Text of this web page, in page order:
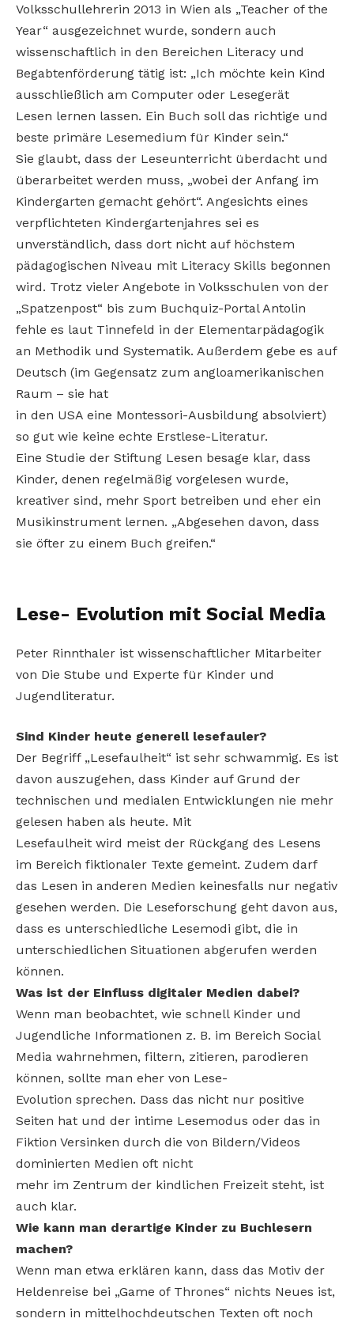
Volksschullehrerin 2013 in Wien als „Teacher of the
Year“ ausgezeichnet wurde, sondern auch
wissenschaftlich in den Bereichen Literacy und
Begabtenförderung tätig ist: „Ich möchte kein Kind
ausschließlich am Computer oder Lesegerät
Lesen lernen lassen. Ein Buch soll das richtige und
beste primäre Lesemedium für Kinder sein.“
Sie glaubt, dass der Leseunterricht überdacht und
überarbeitet werden muss, „wobei der Anfang im
Kindergarten gemacht gehört“. Angesichts eines
verpflichteten Kindergartenjahres sei es
unverständlich, dass dort nicht auf höchstem
pädagogischen Niveau mit Literacy Skills begonnen
wird. Trotz vieler Angebote in Volksschulen von der
„Spatzenpost“ bis zum Buchquiz-Portal Antolin
fehle es laut Tinnefeld in der Elementarpädagogik
an Methodik und Systematik. Außerdem gebe es auf
Deutsch (im Gegensatz zum angloamerikanischen
Raum – sie hat
in den USA eine Montessori-Ausbildung absolviert)
so gut wie keine echte Erstlese-Literatur.
Eine Studie der Stiftung Lesen besage klar, dass
Kinder, denen regelmäßig vorgelesen wurde,
kreativer sind, mehr Sport betreiben und eher ein
Musikinstrument lernen. „Abgesehen davon, dass
sie öfter zu einem Buch greifen.“
Lese- Evolution mit Social Media
Peter Rinnthaler ist wissenschaftlicher Mitarbeiter
von Die Stube und Experte für Kinder und
Jugendliteratur.
Sind Kinder heute generell lesefauler?
Der Begriff „Lesefaulheit“ ist sehr schwammig. Es ist
davon auszugehen, dass Kinder auf Grund der
technischen und medialen Entwicklungen nie mehr
gelesen haben als heute. Mit
Lesefaulheit wird meist der Rückgang des Lesens
im Bereich fiktionaler Texte gemeint. Zudem darf
das Lesen in anderen Medien keinesfalls nur negativ
gesehen werden. Die Leseforschung geht davon aus,
dass es unterschiedliche Lesemodi gibt, die in
unterschiedlichen Situationen abgerufen werden
können.
Was ist der Einfluss digitaler Medien dabei?
Wenn man beobachtet, wie schnell Kinder und
Jugendliche Informationen z. B. im Bereich Social
Media wahrnehmen, filtern, zitieren, parodieren
können, sollte man eher von Lese-
Evolution sprechen. Dass das nicht nur positive
Seiten hat und der intime Lesemodus oder das in
Fiktion Versinken durch die von Bildern/Videos
dominierten Medien oft nicht
mehr im Zentrum der kindlichen Freizeit steht, ist
auch klar.
Wie kann man derartige Kinder zu Buchlesern
machen?
Wenn man etwa erklären kann, dass das Motiv der
Heldenreise bei „Game of Thrones“ nichts Neues ist,
sondern in mittelhochdeutschen Texten oft noch